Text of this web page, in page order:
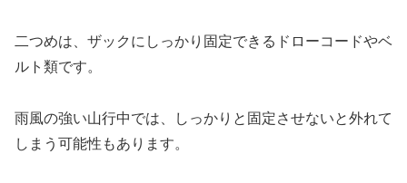
二つめは、ザックにしっかり固定できるドローコードやベ
ルト類です。
雨風の強い山行中では、しっかりと固定させないと外れて
しまう可能性もあります。